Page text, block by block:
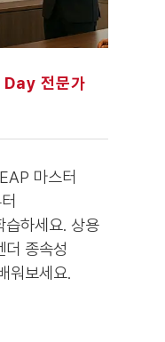
전문가
마스터
습하세요. 상용
종속성
워보세요.